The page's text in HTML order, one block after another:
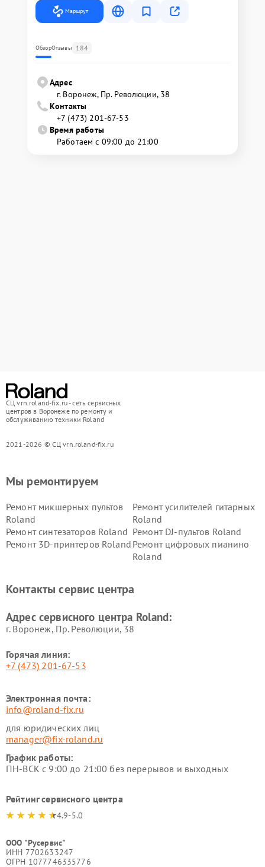
Маршрут
ОбзорОтзывы 184
Адрес
г. Воронеж, Пр. Революции, 38
Контакты
+7 (473) 201-67-53
Время работы
Работаем с 09:00 до 21:00
СЦ vrn.roland-fix.ru - сеть сервисных
центров в Воронеже по ремонту и
обслуживанию техники Roland
2021-2026 © СЦ vrn.roland-fix.ru
Мы ремонтируем
Ремонт микшерных пультов
Roland
Ремонт усилителей гитарных
Roland
Ремонт синтезаторов Roland Ремонт DJ-пультов Roland
Ремонт 3D-принтеров Roland Ремонт цифровых пианино
Roland
Контакты сервис центра
Адрес сервисного центра Roland:
г. Воронеж, Пр. Революции, 38
Горячая линия:
+7 (473) 201-67-53
Электронная почта:
info@roland-fix.ru
для юридических лиц
manager@fix-roland.ru
График работы:
ПН-ВСК с 9:00 до 21:00 без перерывов и выходных
Рейтинг сервисного центра
4.9-5.0
ООО "Русервис"
ИНН 7702633247
ОГРН 1077746335776